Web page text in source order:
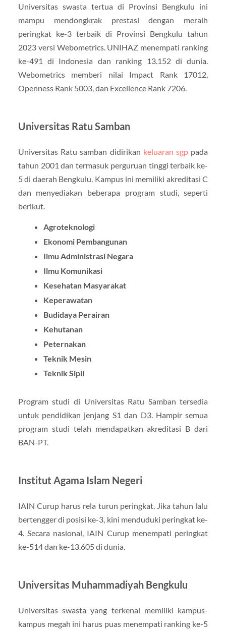
Universitas swasta tertua di Provinsi Bengkulu ini
mampu mendongkrak prestasi dengan meraih
peringkat ke-3 terbaik di Provinsi Bengkulu tahun
2023 versi Webometrics. UNIHAZ menempati ranking
ke-491 di Indonesia dan ranking 13.152 di dunia.
Webometrics memberi nilai Impact Rank 17012,
Openness Rank 5003, dan Excellence Rank 7206.
Universitas Ratu Samban
Universitas Ratu samban didirikan keluaran sgppada
tahun 2001 dan termasuk perguruan tinggi terbaik ke-
5 di daerah Bengkulu. Kampus ini memiliki akreditasi C
dan menyediakan beberapa program studi, seperti
berikut.
Agroteknologi
Ekonomi Pembangunan
Ilmu Administrasi Negara
Ilmu Komunikasi
Kesehatan Masyarakat
Keperawatan
Budidaya Perairan
Kehutanan
Peternakan
Teknik Mesin
Teknik Sipil
Program studi di Universitas Ratu Samban tersedia
untuk pendidikan jenjang S1 dan D3. Hampir semua
program studi telah mendapatkan akreditasi B dari
BAN-PT.
Institut Agama Islam Negeri
IAIN Curup harus rela turun peringkat. Jika tahun lalu
bertengger di posisi ke-3, kini menduduki peringkat ke-
4. Secara nasional, IAIN Curup menempati peringkat
ke-514 dan ke-13.605 di dunia.
Universitas Muhammadiyah Bengkulu
Universitas swasta yang terkenal memiliki kampus-
kampus megah ini harus puas menempati ranking ke-5